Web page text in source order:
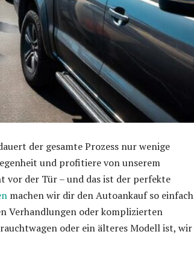
der gesamte Prozess nur wenige
und profitiere von unserem
vor der Tür – und das ist der perfekte
machen wir dir den Autoankauf so einfach
Verhandlungen oder komplizierten
oder ein älteres Modell ist, wir